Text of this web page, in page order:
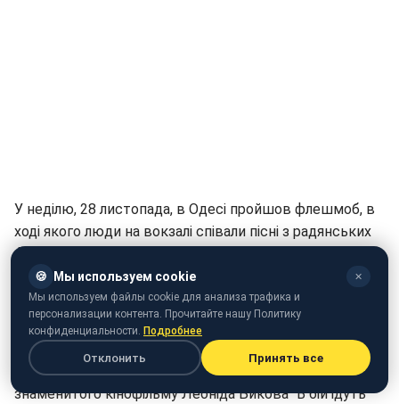
У неділю, 28 листопада, в Одесі пройшов флешмоб, в
ході якого люди на вокзалі співали пісні з радянських
фільмів. Відповідна акція пройшла і в російській
столиці Москві.
Відео імпровізованих концертів опублікували на
YouTube.
Так одесити виконали пісню "Смуглянка" зі
знаменитого кінофільму Леоніда Бикова "В бій ідуть
🍪 Мы используем cookie ✕
Мы используем файлы cookie для анализа трафика и
персонализации контента. Прочитайте нашу Политику
конфиденциальности. Подробнее
Отклонить Принять все